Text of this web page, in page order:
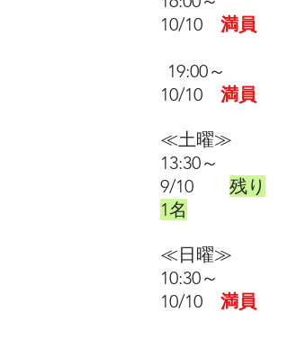
10/10 満員
19:00～
10/10 満員
≪土曜≫
13:30～
9/10 残り
1名
≪日曜≫
10:30～
10/10 満員